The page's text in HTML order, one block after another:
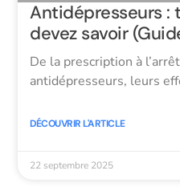
Antidépresseurs :
devez savoir
De la prescription à
antidépresseurs, leurs
DÉCOUVRIR L'ARTICLE
22 septembre 2025